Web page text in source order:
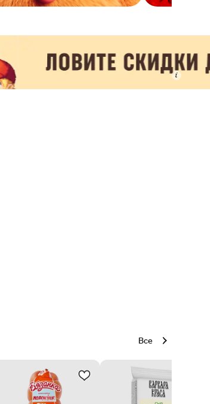
Все